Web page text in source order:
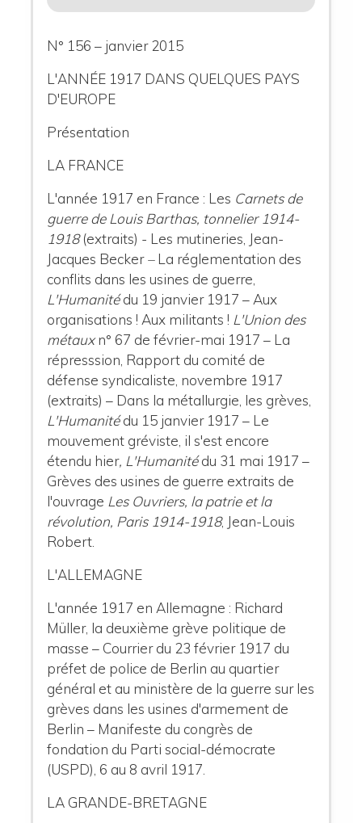
N° 156 – janvier 2015
L'ANNÉE 1917 DANS QUELQUES PAYS
D'EUROPE
Présentation
LA FRANCE
L'année 1917 en France : Les Carnets de
guerre de Louis Barthas, tonnelier 1914-
1918(extraits) - Les mutineries, Jean-
Jacques Becker–La réglementation des
conflits dans les usines de guerre,
L'Humanitédu 19 janvier 1917 – Aux
organisations ! Aux militants ! L'Union des
métauxn° 67 de février-mai 1917 – La
répresssion, Rapport du comité de
défense syndicaliste, novembre 1917
(extraits) – Dans la métallurgie, les grèves,
L'Humanitédu 15 janvier 1917 – Le
mouvement gréviste, il s'est encore
étendu hier, L'Humanitédu 31 mai 1917 –
Grèves des usines de guerre extraits de
l'ouvrage Les Ouvriers, la patrie et la
révolution, Paris 1914-1918, Jean-Louis
Robert.
L'ALLEMAGNE
L'année 1917 en Allemagne : Richard
Müller, la deuxième grève politique de
masse – Courrier du 23 février 1917 du
préfet de police de Berlin au quartier
général et au ministère de la guerre sur les
grèves dans les usines d'armement de
Berlin – Manifeste du congrès de
fondation du Parti social-démocrate
(USPD), 6 au 8 avril 1917.
LA GRANDE-BRETAGNE